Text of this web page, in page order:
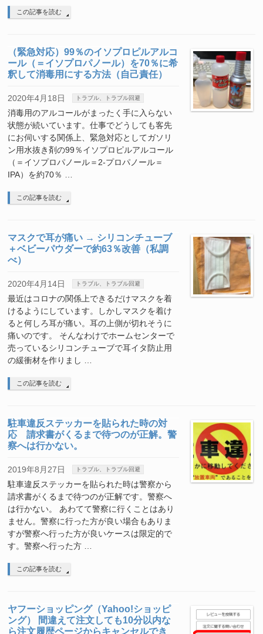
この記事を読む
（緊急対応）99％のイソプロピルアルコ
ール（＝イソプロパノール）を70％に希
釈して消毒用にする方法（自己責任）
2020年4月18日 トラブル、トラブル回避
消毒用のアルコールがまったく手に入らない
状態が続いています。仕事でどうしても客先
にお伺いする関係上、緊急対応としてガソリ
ン用水抜き剤の99％イソプロピルアルコール
（＝イソプロパノール＝2-プロパノール＝
IPA）を約70％ …
この記事を読む
マスクで耳が痛い → シリコンチューブ
＋ベビーパウダーで約63％改善（私調
べ）
2020年4月14日 トラブル、トラブル回避
最近はコロナの関係上できるだけマスクを着
けるようにしています。しかしマスクを着け
ると何しろ耳が痛い。耳の上側が切れそうに
痛いのです。 そんなわけでホームセンターで
売っているシリコンチューブで耳イタ防止用
の緩衝材を作りまし …
この記事を読む
駐車違反ステッカーを貼られた時の対
応 請求書がくるまで待つのが正解。警
察へは行かない。
2019年8月27日 トラブル、トラブル回避
駐車違反ステッカーを貼られた時は警察から
請求書がくるまで待つのが正解です。警察へ
は行かない。 あわてて警察に行くことはあり
ません。警察に行った方が良い場合もありま
すが警察へ行った方が良いケースは限定的で
す。警察へ行った方 …
この記事を読む
ヤフーショッピング（Yahoo!ショッピ
ング） 間違えて注文しても10分以内な
ら注文履歴ページからキャンセルでき